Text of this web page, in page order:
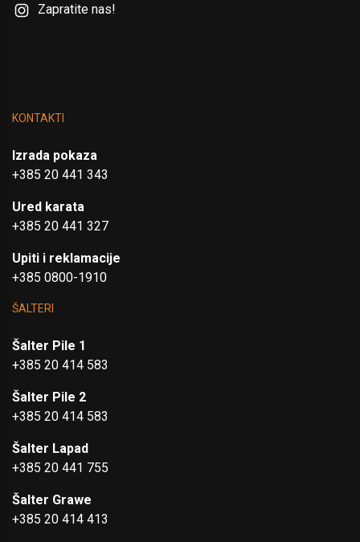
Zapratite nas!
KONTAKTI
Izrada pokaza
+385 20 441 343
Ured karata
+385 20 441 327
Upiti i reklamacije
+385 0800-1910
ŠALTERI
Šalter Pile 1
+385 20 414 583
Šalter Pile 2
+385 20 414 583
Šalter Lapad
+385 20 441 755
Šalter Grawe
+385 20 414 413